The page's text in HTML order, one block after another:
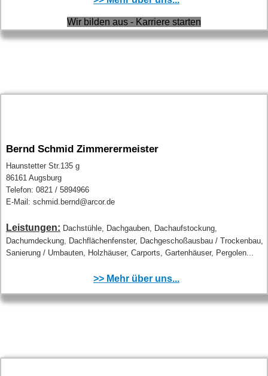
Wir bilden aus - Karriere starten
Bernd Schmid Zimmerermeister
Haunstetter Str.135 g
86161 Augsburg
Telefon: 0821 / 5894966
E-Mail: schmid.bernd@arcor.de
Leistungen: Dachstühle, Dachgauben, Dachaufstockung,
Dachumdeckung, Dachflächenfenster, Dachgeschoßausbau / Trockenbau,
Sanierung / Umbauten, Holzhäuser, Carports, Gartenhäuser, Pergolen...
>> Mehr über uns...